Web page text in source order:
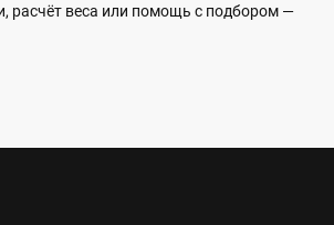
расчёт веса или помощь с подбором —